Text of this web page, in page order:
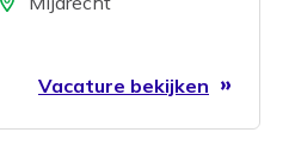
klopt, processen
succesvol worden
werk je nauw
Vacature bekijken